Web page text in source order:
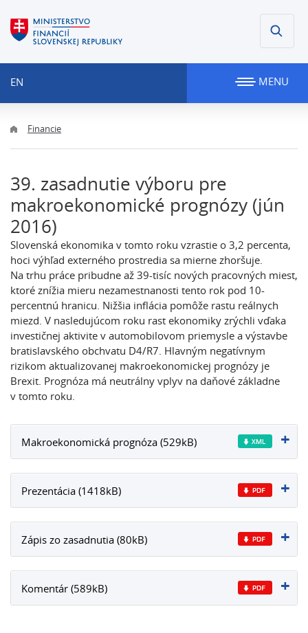
EN MENU
Financie
39. zasadnutie výboru pre
makroekonomické prognózy (jún
2016)
Slovenská ekonomika v tomto roku vzrastie o 3,2 percenta,
hoci výhľad externého prostredia sa mierne zhoršuje.
Na trhu práce pribudne až 39-tisíc nových pracovných miest,
ktoré znížia mieru nezamestnanosti tento rok pod 10-
percentnú hranicu. Nižšia inflácia pomôže rastu reálnych
miezd. V nasledujúcom roku rast ekonomiky zrýchli vďaka
investičnej aktivite v automobilovom priemysle a výstavbe
bratislavského obchvatu D4/R7. Hlavným negatívnym
rizikom aktualizovanej makroekonomickej prognózy je
Brexit. Prognóza má neutrálny vplyv na daňové základne
v tomto roku.
Makroekonomická prognóza (529kB)
Prezentácia (1418kB)
Zápis zo zasadnutia (80kB)
Komentár (589kB)